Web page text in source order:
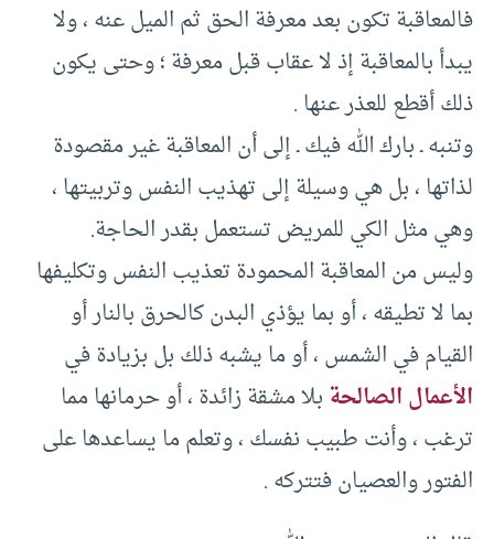
فالمعاقبة تكون بعد معرفة الحق ثم الميل عنه ، ولا
يبدأ بالمعاقبة إذ لا عقاب قبل معرفة ؛ وحتى يكون
ذلك أقطع للعذر عنها .
وتنبه ـ بارك الله فيك ـ إلى أن المعاقبة غير مقصودة
لذاتها ، بل هي وسيلة إلى تهذيب النفس وتربيتها ،
وهي مثل الكي للمريض تستعمل بقدر الحاجة.
وليس من المعاقبة المحمودة تعذيب النفس وتكليفها
بما لا تطيقه ، أو بما يؤذي البدن كالحرق بالنار أو
القيام في الشمس ، أو ما يشبه ذلك بل بزيادة في
الأعمال الصالحةبلا مشقة زائدة ، أو حرمانها مما
ترغب ، وأنت طبيب نفسك ، وتعلم ما يساعدها على
الفتور والعصيان فتتركه .